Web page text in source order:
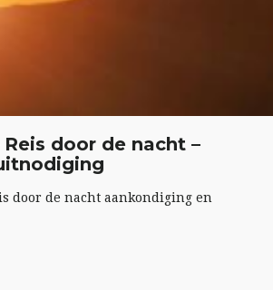
door de nacht –
door de nacht aankondiging en